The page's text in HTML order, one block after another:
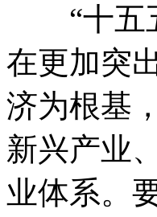
“十五五
在更加突
济为根基
新兴产业
业体系。